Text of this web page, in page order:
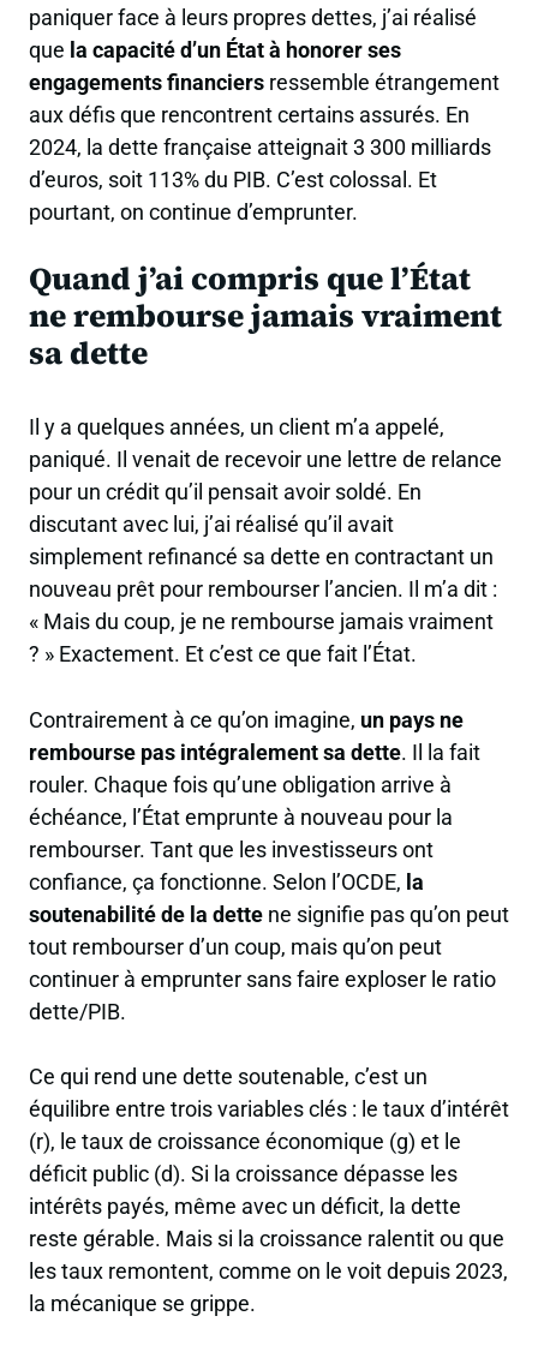
paniquer face à leurs propres dettes, j’ai réalisé
que la capacité d’un État à honorer ses
engagements financiers ressemble étrangement
aux défis que rencontrent certains assurés. En
2024, la dette française atteignait 3 300 milliards
d’euros, soit 113% du PIB. C’est colossal. Et
pourtant, on continue d’emprunter.
Quand j’ai compris que l’État
ne rembourse jamais vraiment
sa dette
Il y a quelques années, un client m’a appelé,
paniqué. Il venait de recevoir une lettre de relance
pour un crédit qu’il pensait avoir soldé. En
discutant avec lui, j’ai réalisé qu’il avait
simplement refinancé sa dette en contractant un
nouveau prêt pour rembourser l’ancien. Il m’a dit :
« Mais du coup, je ne rembourse jamais vraiment
? » Exactement. Et c’est ce que fait l’État.
Contrairement à ce qu’on imagine, un pays ne
rembourse pas intégralement sa dette. Il la fait
rouler. Chaque fois qu’une obligation arrive à
échéance, l’État emprunte à nouveau pour la
rembourser. Tant que les investisseurs ont
confiance, ça fonctionne. Selon l’OCDE, la
soutenabilité de la dette ne signifie pas qu’on peut
tout rembourser d’un coup, mais qu’on peut
continuer à emprunter sans faire exploser le ratio
dette/PIB.
Ce qui rend une dette soutenable, c’est un
équilibre entre trois variables clés : le taux d’intérêt
(r), le taux de croissance économique (g) et le
déficit public (d). Si la croissance dépasse les
intérêts payés, même avec un déficit, la dette
reste gérable. Mais si la croissance ralentit ou que
les taux remontent, comme on le voit depuis 2023,
la mécanique se grippe.